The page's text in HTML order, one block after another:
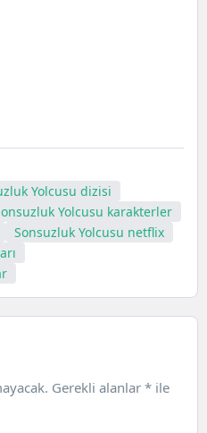
Yolcusu dizisi
Yolcusu karakterler
Sonsuzluk Yolcusu netflix
Gerekli alanlar * ile